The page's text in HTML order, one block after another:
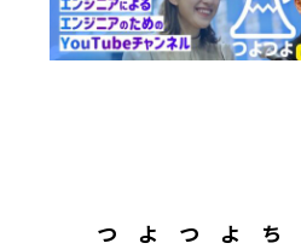
つ よ つ よ ち